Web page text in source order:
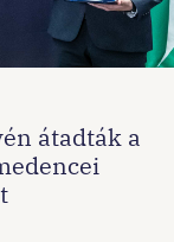
átadták a